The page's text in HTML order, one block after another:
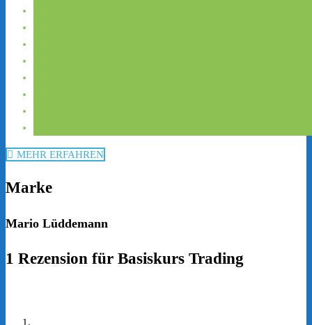
MEHR ERFAHREN
Marke
Mario Lüddemann
1 Rezension für Basiskurs Trading